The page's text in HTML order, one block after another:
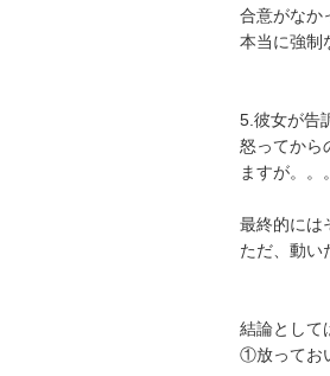
合意がなか
本当に強制
5.彼女が告
怒ってから
ますが。。。
最終的には
ただ、動い
結論として
①放ってお